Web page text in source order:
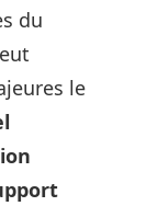
du
le